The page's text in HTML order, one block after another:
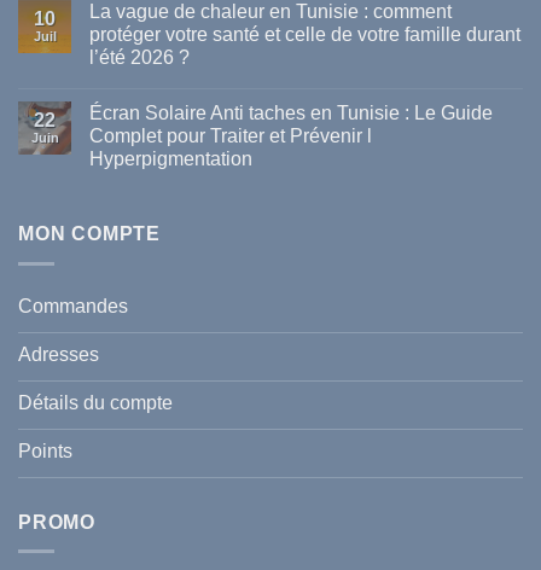
sur
meilleures
marques
disponibles
en
Tunisie
10
Juil
La vague de chaleur en Tunisie : comment
protéger votre santé et celle de votre famille durant
l’été 2026 ?
sur
La
vague
de
comment
et
celle
de
votre
famille
durant
l’été
2026
?
22
Juin
Écran Solaire Anti taches en Tunisie : Le Guide
Complet pour Traiter et Prévenir l
Hyperpigmentation
Écran
Tunisie
Guide
Traiter
Prévenir
MON COMPTE
Commandes
Adresses
Détails du compte
Points
PROMO